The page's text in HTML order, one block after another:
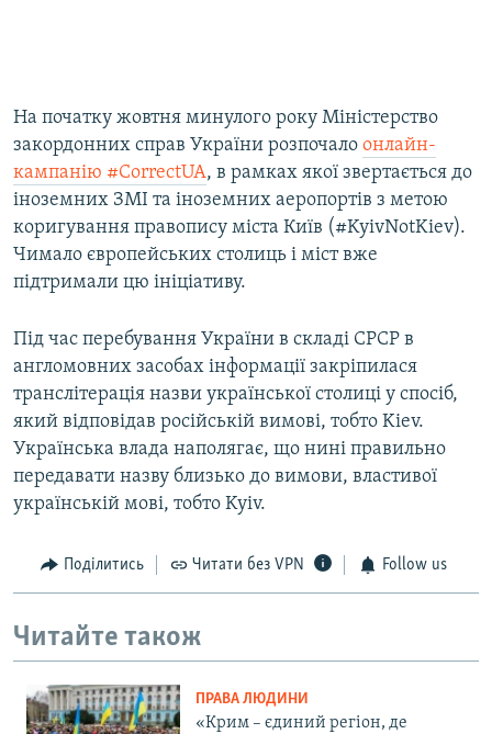
На початку жовтня минулого року Міністерство
закордонних справ України розпочало онлайн-
кампанію #CorrectUA, в рамках якої звертається до
іноземних ЗМІ та іноземних аеропортів з метою
коригування правопису міста Київ (#KyivNotKiev).
Чимало європейських столиць і міст вже
підтримали цю ініціативу.
Під час перебування України в складі СРСР в
англомовних засобах інформації закріпилася
транслітерація назви української столиці у спосіб,
який відповідав російській вимові, тобто Kiev.
Українська влада наполягає, що нині правильно
передавати назву близько до вимови, властивої
українській мові, тобто Kyiv.
Поділитись Читати без VPN Follow us
Читайте також
ПРАВА ЛЮДИНИ
«Крим – єдиний регіон, де